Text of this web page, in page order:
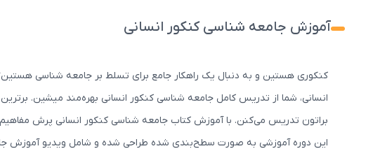
آموزش جامعه شناسی کنکور انسانی
کنکوری هستین و به دنبال یک راهکار جامع برای تسلط بر جامعه شناسی
انسانی، شما از تدریس کامل جامعه شناسی کنکور انسانی بهره‌مند میشین.
براتون تدریس می‌کنن. با آموزش کتاب جامعه شناسی کنکور انسانی پرش
این دوره آموزشی به صورت سطح‌بندی شده طراحی شده و شامل ویدیو آموزش